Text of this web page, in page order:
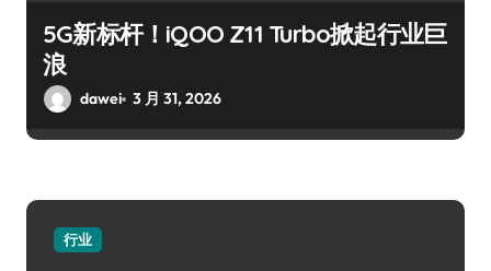
5G新标杆！iQOO Z11 Turbo掀起行业巨
浪
dawei 3 月 31, 2026
行业